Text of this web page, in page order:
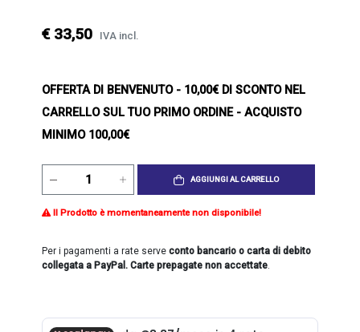
€ 33,50 IVA incl.
OFFERTA DI BENVENUTO- 10,00€ DI SCONTO NEL
CARRELLO SUL TUO PRIMO ORDINE - ACQUISTO
MINIMO 100,00€
AGGIUNGI AL CARRELLO
Il Prodotto è momentaneamente non disponibile!
Per i pagamenti a rate serveconto bancario o carta di debito
collegata a PayPal. Carte prepagate non accettate.